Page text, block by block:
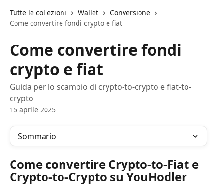
Tutte le collezioni Wallet
Conversione
Come convertire fondi crypto e fiat
Come convertire fondi
crypto e fiat
Guida per lo scambio di crypto-to-crypto e fiat-to-
crypto
15 aprile 2025
Sommario
Come convertire Crypto-to-Fiat e
Crypto-to-Crypto su YouHodler